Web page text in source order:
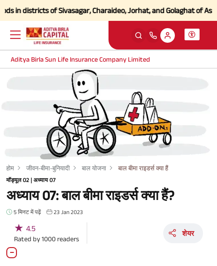
of Sivasagar, Charaideo, Jorhat, and Golaghat of Assam
Aditya Birla Sun Life Insurance Company Limited
होम जीवन-बीमा-बुनियादी बाल योजना बाल बीमा राइडर्स क्या हैं
मॉड्यूल 02 | अध्याय 07
अध्याय 07: बाल बीमा राइडर्स क्या हैं?
5 मिनट में पढ़ें 23 Jan 2023
★ 4.5
Rated by 1000 readers
शेयर